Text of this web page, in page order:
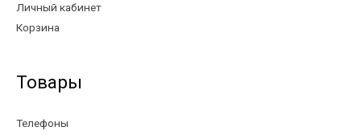
Личный кабинет
Корзина
Товары
Телефоны